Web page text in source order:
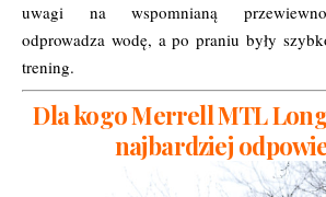
uwagi na wspomnianą
odprowadza wodę, a po praniu były
trening.
Dla kogo Merrell MTL Long
najbardziej